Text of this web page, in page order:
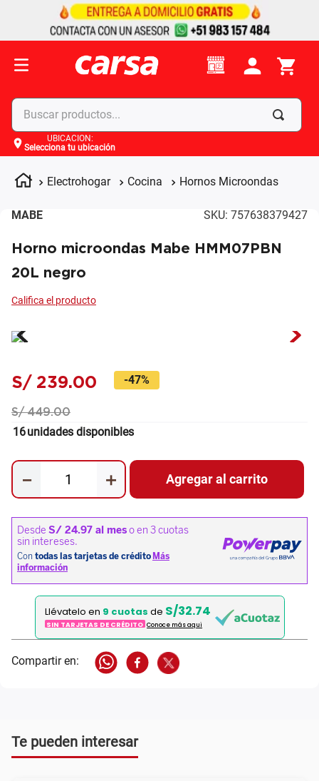
Buscar productos...
UBICACIÓN:
Selecciona tu ubicación
Electrohogar Cocina Hornos Microondas
MABE SKU: 757638379427
Horno microondas Mabe HMM07PBN
20L negro
S/ 239.00 -47%
S/ 449.00
16unidades disponibles
＋
－ Agregar al carrito
Llévatelo en 9 cuotas de S/32.74
SIN TARJETAS DE CRÉDITO Conoce más aqui
Te pueden interesar
Términos más buscados
celulares
4. apple